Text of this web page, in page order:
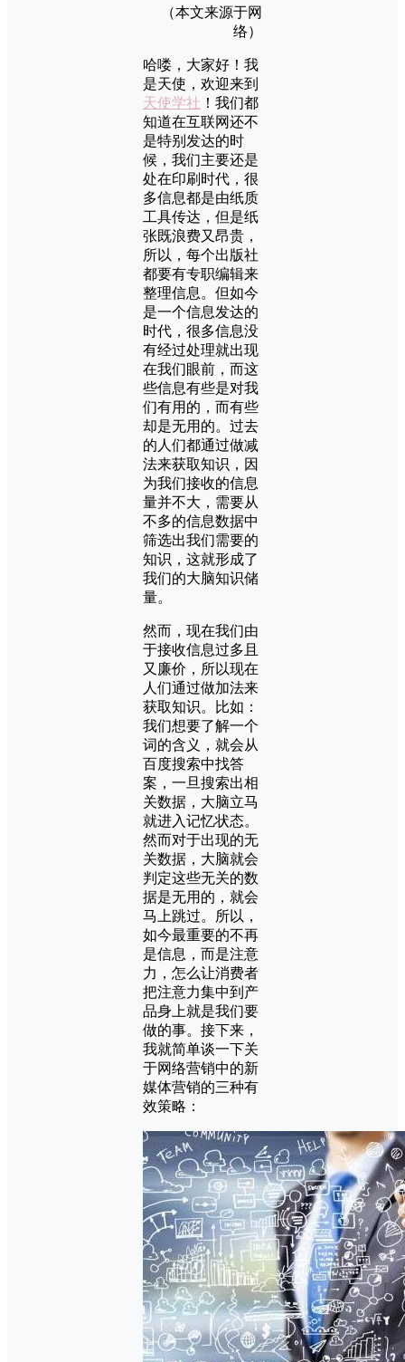
（本文来源于网
络）
哈喽，大家好！我
是天使，欢迎来到
天使学社 ！我们都
知道在互联网还不
是特别发达的时
候，我们主要还是
处在印刷时代，很
多信息都是由纸质
工具传达，但是纸
张既浪费又昂贵，
所以，每个出版社
都要有专职编辑来
整理信息。但如今
是一个信息发达的
时代，很多信息没
有经过处理就出现
在我们眼前，而这
些信息有些是对我
们有用的，而有些
却是无用的。过去
的人们都通过做减
法来获取知识，因
为我们接收的信息
量并不大，需要从
不多的信息数据中
筛选出我们需要的
知识，这就形成了
我们的大脑知识储
量。
然而，现在我们由
于接收信息过多且
又廉价，所以现在
人们通过做加法来
获取知识。比如：
我们想要了解一个
词的含义，就会从
百度搜索中找答
案，一旦搜索出相
关数据，大脑立马
就进入记忆状态。
然而对于出现的无
关数据，大脑就会
判定这些无关的数
据是无用的，就会
马上跳过。所以，
如今最重要的不再
是信息，而是注意
力，怎么让消费者
把注意力集中到产
品身上就是我们要
做的事。接下来，
我就简单谈一下关
于网络营销中的新
媒体营销的三种有
效策略：